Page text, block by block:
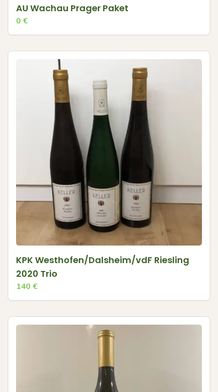
AU Wachau Prager Paket
0 €
KPK Westhofen/Dalsheim/vdF Riesling
2020 Trio
140 €